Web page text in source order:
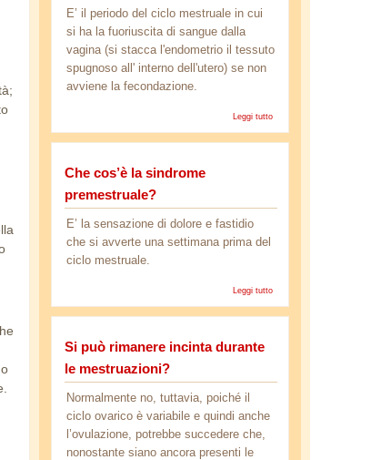
E’ il periodo del ciclo mestruale in cui
si ha la fuoriuscita di sangue dalla
vagina (si stacca l'endometrio il tessuto
spugnoso all' interno dell'utero) se non
avviene la fecondazione.
Leggi tutto
mestruazione?
Che cos’è la sindrome
premestruale?
E’ la sensazione di dolore e fastidio
che si avverte una settimana prima del
ciclo mestruale.
Leggi tutto
premestruale?
Si può rimanere incinta durante
le mestruazioni?
Normalmente no, tuttavia, poiché il
ciclo ovarico è variabile e quindi anche
l’ovulazione, potrebbe succedere che,
nonostante siano ancora presenti le